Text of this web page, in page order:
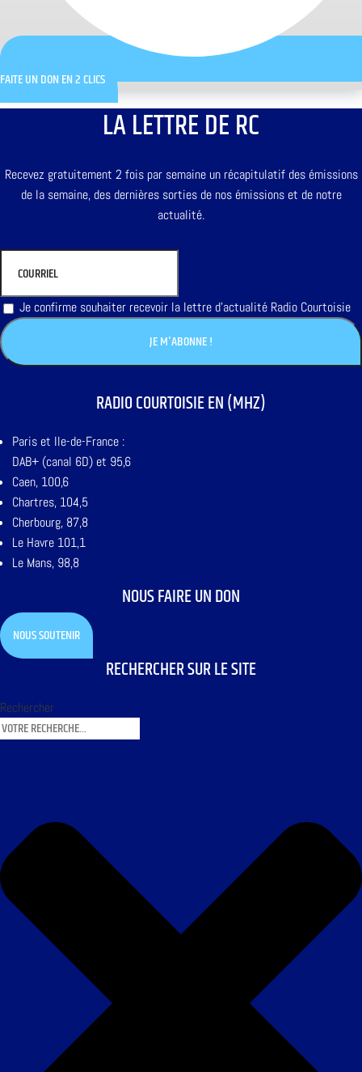
FAITE UN DON EN 2 CLICS
LA LETTRE DE RC
Recevez gratuitement 2 fois par semaine un récapitulatif des émissions
de la semaine, des dernières sorties de nos émissions et de notre
actualité.
Je confirme souhaiter recevoir la lettre d'actualité Radio Courtoisie
RADIO COURTOISIE EN (MHZ)
Paris et Ile-de-France :
DAB+ (canal 6D) et 95,6
Caen, 100,6
Chartres, 104,5
Cherbourg, 87,8
Le Havre 101,1
Le Mans, 98,8
NOUS FAIRE UN DON
NOUS SOUTENIR
RECHERCHER SUR LE SITE
Rechercher